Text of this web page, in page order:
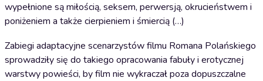
wypełnione są miłością, seksem, perwersją, okrucieństwem i
poniżeniem a także cierpieniem i śmiercią (…)
Zabiegi adaptacyjne scenarzystów filmu Romana Polańskiego
sprowadziły się do takiego opracowania fabuły i erotycznej
warstwy powieści, by film nie wykraczał poza dopuszczalne